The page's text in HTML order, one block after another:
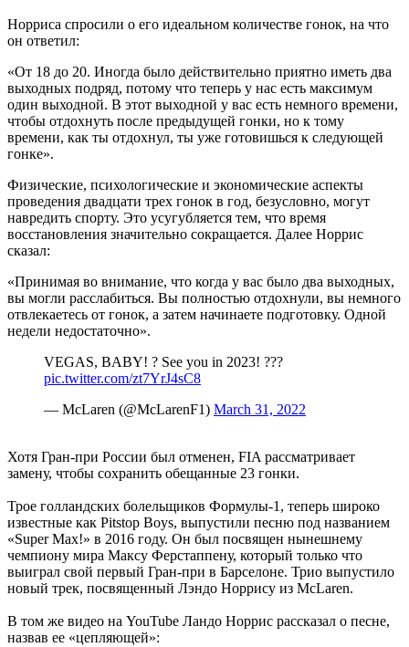
Норриса спросили о его идеальном количестве гонок, на что
он ответил:
«От 18 до 20. Иногда было действительно приятно иметь два
выходных подряд, потому что теперь у нас есть максимум
один выходной. В этот выходной у вас есть немного времени,
чтобы отдохнуть после предыдущей гонки, но к тому
времени, как ты отдохнул, ты уже готовишься к следующей
гонке».
Физические, психологические и экономические аспекты
проведения двадцати трех гонок в год, безусловно, могут
навредить спорту. Это усугубляется тем, что время
восстановления значительно сокращается. Далее Норрис
сказал:
«Принимая во внимание, что когда у вас было два выходных,
вы могли расслабиться. Вы полностью отдохнули, вы немного
отвлекаетесь от гонок, а затем начинаете подготовку. Одной
недели недостаточно».
VEGAS, BABY! ? See you in 2023! ???
pic.twitter.com/zt7YrJ4sC8
— McLaren (@McLarenF1) March 31, 2022
Хотя Гран-при России был отменен, FIA рассматривает
замену, чтобы сохранить обещанные 23 гонки.
Трое голландских болельщиков Формулы-1, теперь широко
известные как Pitstop Boys, выпустили песню под названием
«Super Max!» в 2016 году. Он был посвящен нынешнему
чемпиону мира Максу Ферстаппену, который только что
выиграл свой первый Гран-при в Барселоне. Трио выпустило
новый трек, посвященный Лэндо Норрису из McLaren.
В том же видео на YouTube Ландо Норрис рассказал о песне,
назвав ее «цепляющей»: